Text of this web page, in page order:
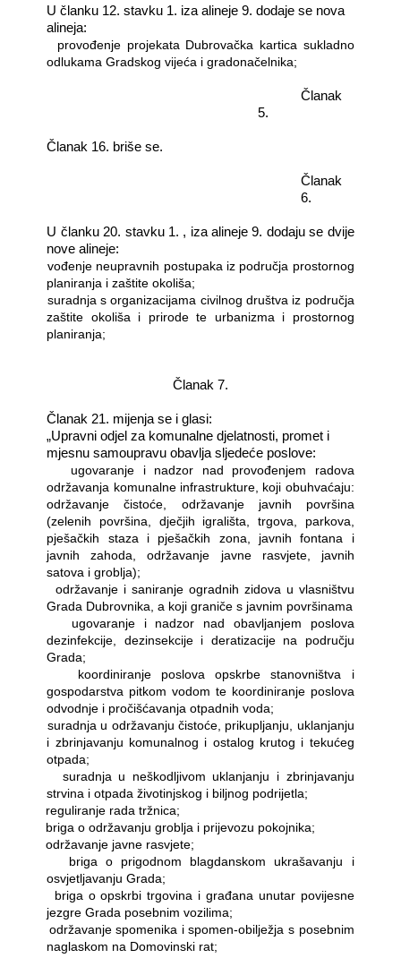
U članku 12. stavku 1. iza alineje 9. dodaje se nova
alineja:
provođenje projekata Dubrovačka kartica sukladno
odlukama Gradskog vijeća i gradonačelnika;
Članak
5.
Članak 16. briše se.
Članak
6.
U članku 20. stavku 1. , iza alineje 9. dodaju se dvije
nove alineje:
vođenje neupravnih postupaka iz područja prostornog
planiranja i zaštite okoliša;
suradnja s organizacijama civilnog društva iz područja
zaštite okoliša i prirode te urbanizma i prostornog
planiranja;
Članak 7.
Članak 21. mijenja se i glasi:
„Upravni odjel za komunalne djelatnosti, promet i
mjesnu samoupravu obavlja sljedeće poslove:
ugovaranje i nadzor nad provođenjem radova
održavanja komunalne infrastrukture, koji obuhvaćaju:
održavanje čistoće, održavanje javnih površina
(zelenih površina, dječjih igrališta, trgova, parkova,
pješačkih staza i pješačkih zona, javnih fontana i
javnih zahoda, održavanje javne rasvjete, javnih
satova i groblja);
održavanje i saniranje ogradnih zidova u vlasništvu
Grada Dubrovnika, a koji graniče s javnim površinama
ugovaranje i nadzor nad obavljanjem poslova
dezinfekcije, dezinsekcije i deratizacije na području
Grada;
koordiniranje poslova opskrbe stanovništva i
gospodarstva pitkom vodom te koordiniranje poslova
odvodnje i pročišćavanja otpadnih voda;
suradnja u održavanju čistoće, prikupljanju, uklanjanju
i zbrinjavanju komunalnog i ostalog krutog i tekućeg
otpada;
suradnja u neškodljivom uklanjanju i zbrinjavanju
strvina i otpada životinjskog i biljnog podrijetla;
reguliranje rada tržnica;
briga o održavanju groblja i prijevozu pokojnika;
održavanje javne rasvjete;
briga o prigodnom blagdanskom ukrašavanju i
osvjetljavanju Grada;
briga o opskrbi trgovina i građana unutar povijesne
jezgre Grada posebnim vozilima;
održavanje spomenika i spomen-obilježja s posebnim
naglaskom na Domovinski rat;